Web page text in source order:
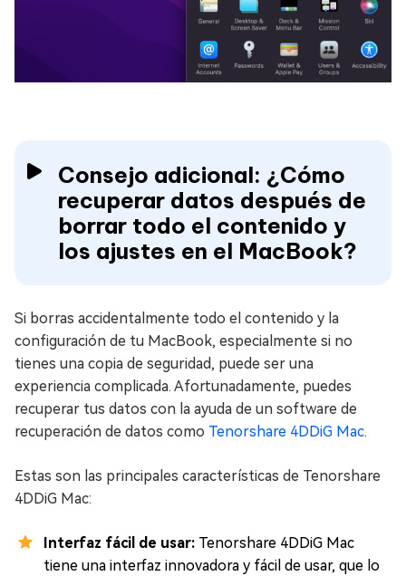
Consejo adicional: ¿Cómo
recuperar datos después de
borrar todo el contenido y
los ajustes en el MacBook?
Si borras accidentalmente todo el contenido y la
configuración de tu MacBook, especialmente si no
tienes una copia de seguridad, puede ser una
experiencia complicada. Afortunadamente, puedes
recuperar tus datos con la ayuda de un software de
recuperación de datos como Tenorshare 4DDiG Mac.
Estas son las principales características de Tenorshare
4DDiG Mac:
Interfaz fácil de usar: Tenorshare 4DDiG Mac
tiene una interfaz innovadora y fácil de usar, que lo